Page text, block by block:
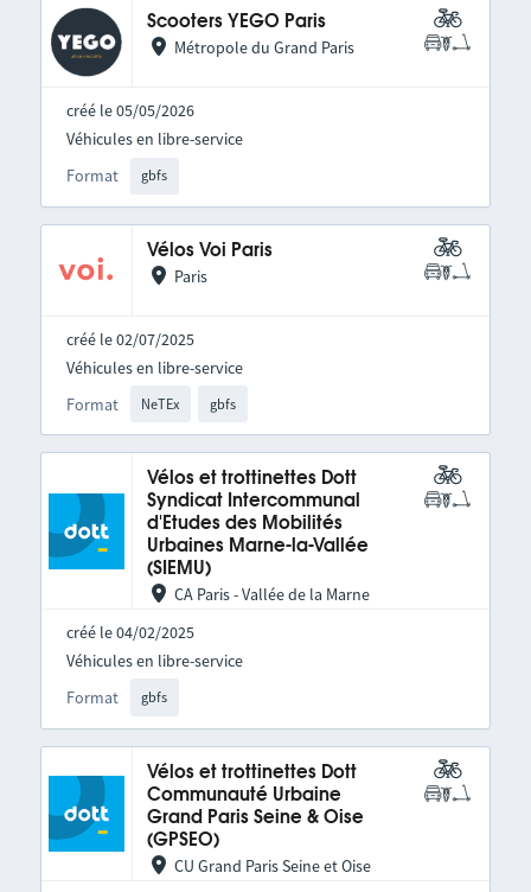
Scooters YEGO Paris
Métropole du Grand Paris
créé le 05/05/2026
Format gbfs
Véhicules en libre-service
Vélos Voi Paris
Paris
créé le 02/07/2025
Format NeTEx gbfs
Véhicules en libre-service
Vélos et trottinettes Dott
Syndicat Intercommunal
d'Etudes des Mobilités
Urbaines Marne-la-Vallée
(SIEMU)
CA Paris - Vallée de la Marne
créé le 04/02/2025
Format gbfs
Véhicules en libre-service
Vélos et trottinettes Dott
Communauté Urbaine
Grand Paris Seine & Oise
(GPSEO)
CU Grand Paris Seine et Oise